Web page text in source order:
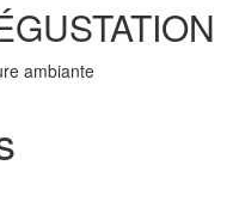
ambiante